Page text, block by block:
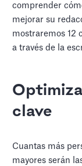
comprender
mejorar su
mostraremos 12
a través de la
clave
Cuantas más
mayores serán